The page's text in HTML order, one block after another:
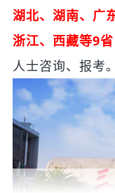
湖北、湖南、广
浙江、西藏等9省
人士咨询、报考。